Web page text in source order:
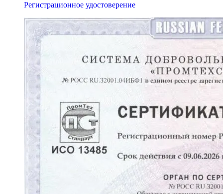
Регистрационное удостоверение